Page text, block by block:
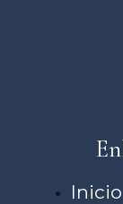
Inicio